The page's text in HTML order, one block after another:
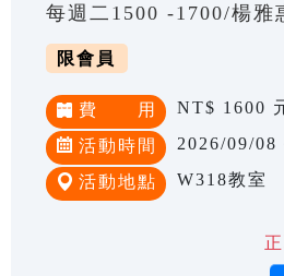
每週二1500 -1700/楊雅
限會員
費 用 NT$ 1600
活動時間 2026/09/08
活動地點 W318教室